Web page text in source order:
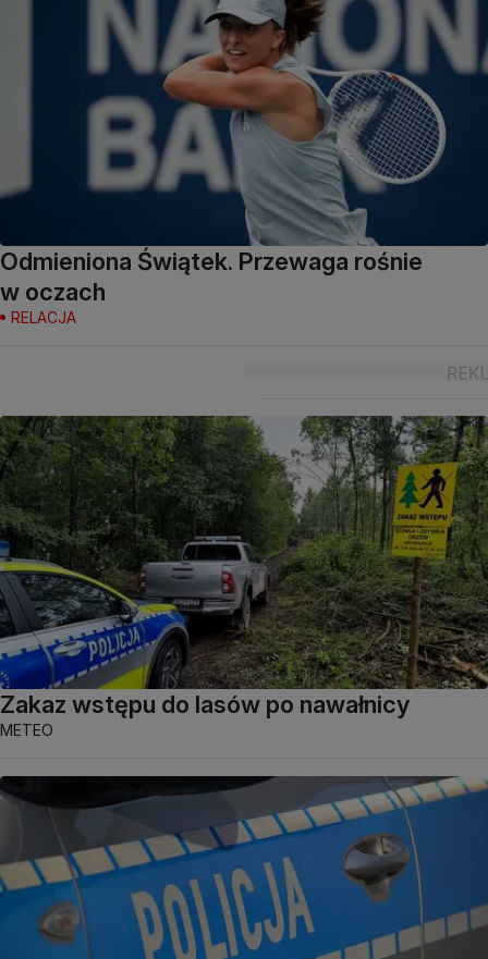
Odmieniona Świątek. Przewaga rośnie
w oczach
RELACJA
Zakaz wstępu do lasów po nawałnicy
METEO